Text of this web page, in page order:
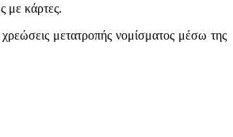
με κάρτες.
χρεώσεις μετατροπής νομίσματος μέσω της